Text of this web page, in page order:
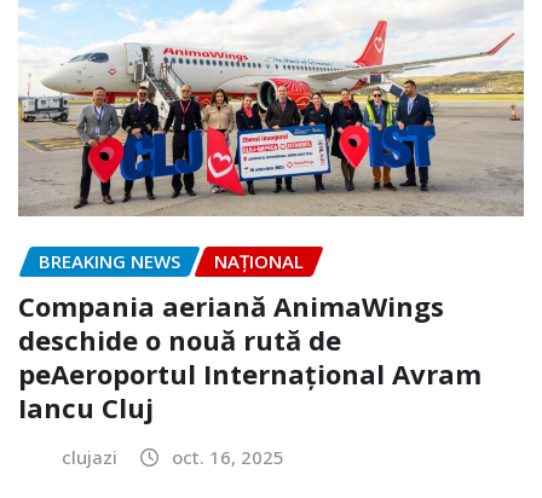
BREAKING NEWS NAŢIONAL
Compania aeriană AnimaWings
deschide o nouă rută de
peAeroportul Internaţional Avram
Iancu Cluj
clujazi oct. 16, 2025